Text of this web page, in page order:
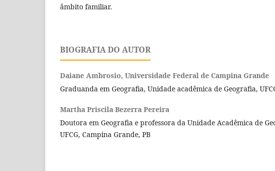
âmbito familiar.
BIOGRAFIA DO AUTOR
Daiane Ambrosio, Universidade Federal de Campina Grande
Graduanda em Geografia, Unidade acadêmica de Geografia,
Martha Priscila Bezerra Pereira
Doutora em Geografia e professora da Unidade Acadêmica de
UFCG, Campina Grande, PB